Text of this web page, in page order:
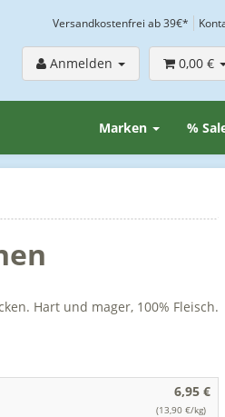
Versandkostenfrei ab 39€*
Anmelden 0,00 €
%
Marken
Hart und mager, 100% Fleisch.
6,95 €
(13,90 €/kg)